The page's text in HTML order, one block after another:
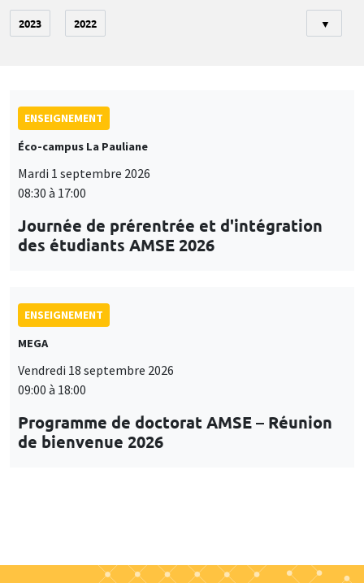
2023 2022 ▼
ENSEIGNEMENT
Éco-campus La Pauliane
Mardi 1 septembre 2026
08:30 à 17:00
Journée de prérentrée et d'intégration
des étudiants AMSE 2026
ENSEIGNEMENT
MEGA
Vendredi 18 septembre 2026
09:00 à 18:00
Programme de doctorat AMSE – Réunion
de bienvenue 2026